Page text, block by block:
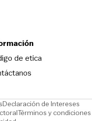
de eticaOpens in new
Opens in new window
Declaración de Intereses
Opens in new window
Términos y condiciones